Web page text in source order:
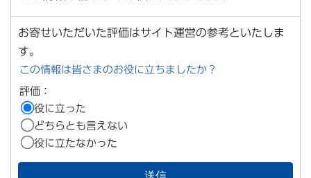
お寄せいただいた評価はサイト運営の参考といたしま
す。
この情報は皆さまのお役に立ちましたか？
評価：
役に立った
どちらとも言えない
役に立たなかった